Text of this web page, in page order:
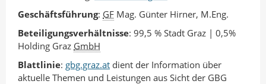
Geschäftsführung: GF Mag. Günter Hirner, M.Eng.
Beteiligungsverhältnisse: 99,5 % Stadt Graz | 0,5%
Holding Graz GmbH
Blattlinie: gbg.graz.at dient der Information über
aktuelle Themen und Leistungen aus Sicht der GBG